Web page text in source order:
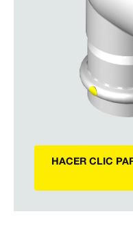
HACER CLIC